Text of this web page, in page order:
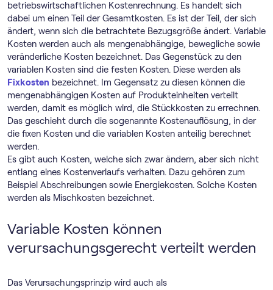
betriebswirtschaftlichen Kostenrechnung. Es handelt sich
dabei um einen Teil der Gesamtkosten. Es ist der Teil, der sich
ändert, wenn sich die betrachtete Bezugsgröße ändert. Variable
Kosten werden auch als mengenabhängige, bewegliche sowie
veränderliche Kosten bezeichnet. Das Gegenstück zu den
variablen Kosten sind die festen Kosten. Diese werden als
Fixkosten bezeichnet. Im Gegensatz zu diesen können die
mengenabhängigen Kosten auf Produkteinheiten verteilt
werden, damit es möglich wird, die Stückkosten zu errechnen.
Das geschieht durch die sogenannte Kostenauflösung, in der
die fixen Kosten und die variablen Kosten anteilig berechnet
werden.
Es gibt auch Kosten, welche sich zwar ändern, aber sich nicht
entlang eines Kostenverlaufs verhalten. Dazu gehören zum
Beispiel Abschreibungen sowie Energiekosten. Solche Kosten
werden als Mischkosten bezeichnet.
Variable Kosten können
verursachungsgerecht verteilt werden
Das Verursachungsprinzip wird auch als